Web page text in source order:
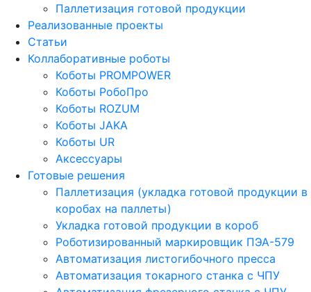
Паллетизация готовой продукции
Реализованные проекты
Статьи
Коллаборативные роботы
Коботы PROMPOWER
Коботы РобоПро
Коботы ROZUM
Коботы JAKA
Коботы UR
Аксессуары
Готовые решения
Паллетизация (укладка готовой продукции в
коробах на паллеты)
Укладка готовой продукции в короб
Роботизированный маркировщик ПЭА-579
Автоматизация листогибочного пресса
Автоматизация токарного станка с ЧПУ